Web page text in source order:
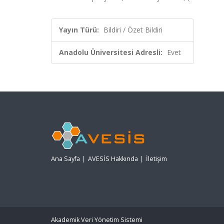
Yayın Türü: Bildiri / Özet Bildiri
Anadolu Üniversitesi Adresli: Evet
Ana Sayfa | AVESİS Hakkında | İletişim
Akademik Veri Yönetim Sistemi